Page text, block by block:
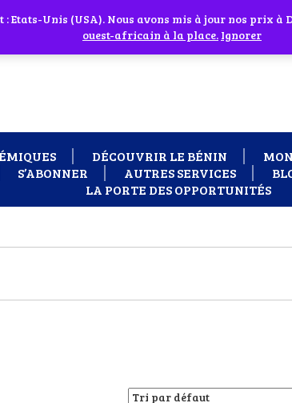
sur l'icône en face
DÉCOUVRIR LE BÉNIN
S’ABONNER AUTRES SERVICES
LA PORTE DES OPPORTUNITÉS
d'assistance Contactez-nous par WhatsApp au
: Etats-Unis (USA). Nous avons mis à jour nos
ouest-africain à la place. Ignorer